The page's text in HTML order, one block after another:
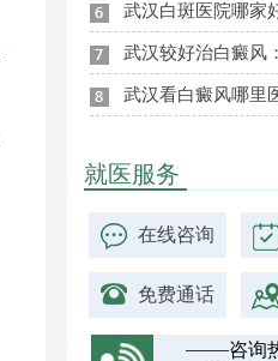
武汉白斑医院哪家
武汉较好治白癜风
武汉看白癜风哪里
就医服务
在线咨询
免费通话
咨询